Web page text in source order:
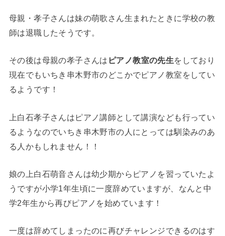
母親・孝子さんは妹の萌歌さん生まれたときに学校の教
師は退職したそうです。
その後は母親の孝子さんは ピアノ教室の先生をしており
現在でもいちき串木野市のどこかでピアノ教室をしてい
るようです！
上白石孝子さんはピアノ講師として講演なども行ってい
るようなのでいちき串木野市の人にとっては馴染みのあ
る人かもしれません！！
娘の上白石萌音さんは幼少期からピアノを習っていたよ
うですが小学1年生頃に一度辞めていますが、なんと中
学2年生から再びピアノを始めています！
一度は辞めてしまったのに再びチャレンジできるのはす